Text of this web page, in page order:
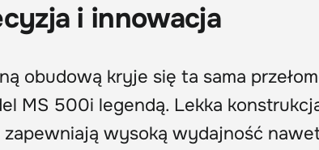
i innowacja
obudową kryje się ta sama
MS 500i legendą. Lekka
wysoką wydajność